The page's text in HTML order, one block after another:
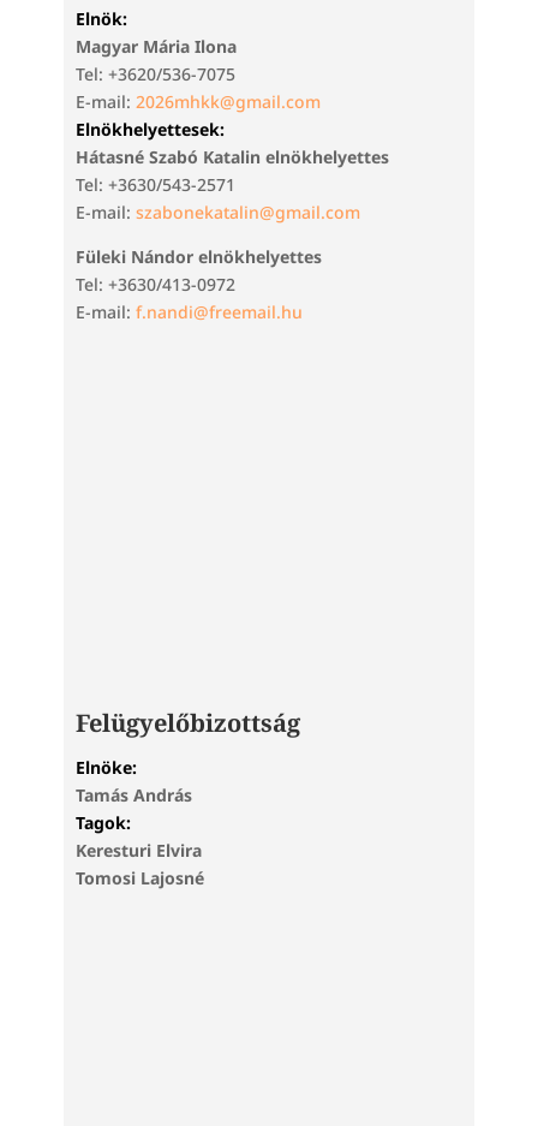
Elnök:
Magyar Mária Ilona
Tel: +3620/536-7075
E-mail: 2026mhkk@gmail.com
Elnökhelyettesek:
Hátasné Szabó Katalin elnökhelyettes
Tel: +3630/543-2571
E-mail: szabonekatalin@gmail.com
Füleki Nándor elnökhelyettes
Tel: +3630/413-0972
E-mail: f.nandi@freemail.hu
Felügyelőbizottság
Elnöke:
Tamás András
Tagok:
Keresturi Elvira
Tomosi Lajosné